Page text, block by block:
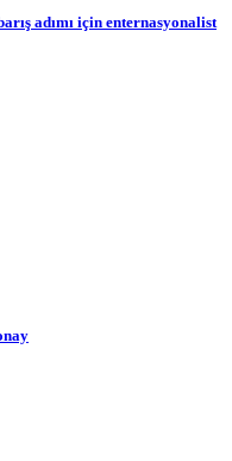
adımı için enternasyonalist